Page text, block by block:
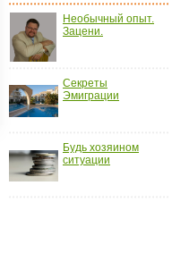
рассылку
Необычный опыт.
Зацени.
Секреты
Эмиграции
Будь хозяином
ситуации